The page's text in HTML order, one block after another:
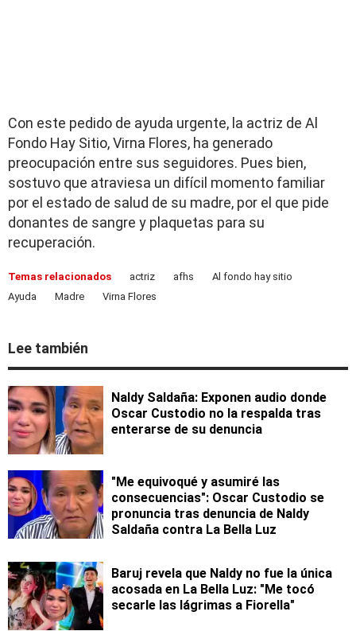
Con este pedido de ayuda urgente, la actriz de Al
Fondo Hay Sitio, Virna Flores, ha generado
preocupación entre sus seguidores. Pues bien,
sostuvo que atraviesa un difícil momento familiar
por el estado de salud de su madre, por el que pide
donantes de sangre y plaquetas para su
recuperación.
Temas relacionados actriz afhs
Al fondo hay sitio
Ayuda
Madre Virna Flores
Lee también
Naldy Saldaña: Exponen audio donde
Oscar Custodio no la respalda tras
enterarse de su denuncia
"Me equivoqué y asumiré las
consecuencias": Oscar Custodio se
pronuncia tras denuncia de Naldy
Saldaña contra La Bella Luz
Baruj revela que Naldy no fue la única
acosada en La Bella Luz: "Me tocó
secarle las lágrimas a Fiorella"